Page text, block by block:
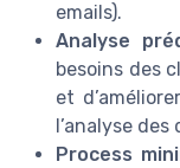
emails).
Analyse
besoins des
et
l’analyse
Process